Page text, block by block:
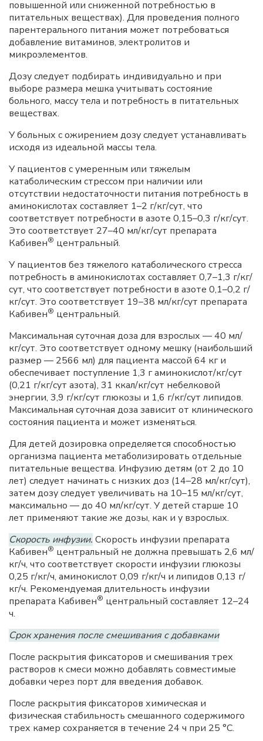
повышенной или сниженной потребностью в
питательных веществах). Для проведения полного
парентерального питания может потребоваться
добавление витаминов, электролитов и
микроэлементов.
Дозу следует подбирать индивидуально и при
выборе размера мешка учитывать состояние
больного, массу тела и потребность в питательных
веществах.
У больных с ожирением дозу следует устанавливать
исходя из идеальной массы тела.
У пациентов с умеренным или тяжелым
катаболическим стрессом при наличии или
отсутствии недостаточности питания потребность в
аминокислотах составляет 1–2 г/кг/сут, что
соответствует потребности в азоте 0,15–0,3 г/кг/сут.
Это соответствует 27–40 мл/кг/сут препарата
Кабивен® центральный.
У пациентов без тяжелого катаболического стресса
потребность в аминокислотах составляет 0,7–1,3 г/кг/
сут, что соответствует потребности в азоте 0,1–0,2 г/
кг/сут. Это соответствует 19–38 мл/кг/сут препарата
Кабивен® центральный.
Максимальная суточная доза для взрослых — 40 мл/
кг/сут. Это соответствует одному мешку (наибольший
размер — 2566 мл) для пациента массой 64 кг и
обеспечивает поступление 1,3 г аминокислот/кг/сут
(0,21 г/кг/сут азота), 31 ккал/кг/сут небелковой
энергии, 3,9 г/кг/сут глюкозы и 1,6 г/кг/сут липидов.
Максимальная суточная доза зависит от клинического
состояния пациента и может изменяться.
Для детей дозировка определяется способностью
организма пациента метаболизировать отдельные
питательные вещества. Инфузию детям (от 2 до 10
лет) следует начинать с низких доз (14–28 мл/кг/сут),
затем дозу следует увеличивать на 10–15 мл/кг/сут,
максимально — до 40 мл/кг/сут. У детей старше 10
лет применяют такие же дозы, как и у взрослых.
Скорость инфузии. Скорость инфузии препарата
Кабивен® центральный не должна превышать 2,6 мл/
кг/ч, что соответствует скорости инфузии глюкозы
0,25 г/кг/ч, аминокислот 0,09 г/кг/ч и липидов 0,13 г/
кг/ч. Рекомендуемая длительность инфузии
препарата Кабивен® центральный составляет 12–24
ч.
Срок хранения после смешивания с добавками
После раскрытия фиксаторов и смешивания трех
растворов к смеси можно добавлять совместимые
добавки через порт для введения добавок.
После раскрытия фиксаторов химическая и
физическая стабильность смешанного содержимого
трех камер сохраняется в течение 24 ч при 25 °C.